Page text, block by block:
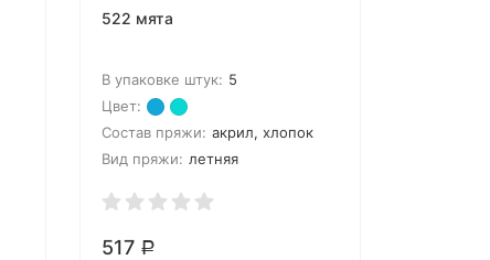
522 мята
В упаковке штук: 5
Цвет:
Состав пряжи: акрил, хлопок
Вид пряжи: летняя
517 Р